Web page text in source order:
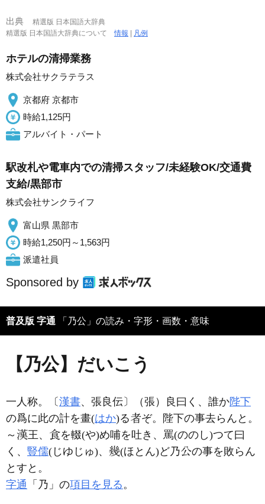
出典
精選版 日本国語大辞典
精選版 日本国語大辞典について情報 | 凡例
ホテルの清掃業務
株式会社サクラテラス
京都府 京都市
時給1,125円
アルバイト・パート
駅改札や電車内での清掃スタッフ/未経験OK/交通費
支給/黒部市
株式会社サンクライフ
富山県 黒部市
時給1,250円～1,563円
派遣社員
Sponsored by
普及版 字通 「乃公」の読み・字形・画数・意味
【乃公】だいこう
一人称。〔 漢書、張良伝〕（張）良曰く、誰か陛下
の爲に此の計を畫(はか)る
ぞ。陛下の事去らんと。
～
王、
を輟(や)め哺を吐き、罵(ののし)つて曰
く、 豎儒(じゆじゅ)、 (ほとん)ど乃
の事を敗らん
とすと。
字通 「乃」の項目を見る。